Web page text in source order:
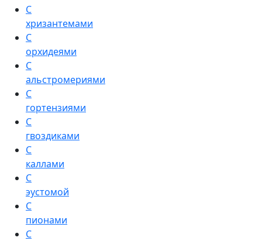
С
хризантемами
С
орхидеями
С
альстромериями
С
гортензиями
С
гвоздиками
С
каллами
С
эустомой
С
пионами
С